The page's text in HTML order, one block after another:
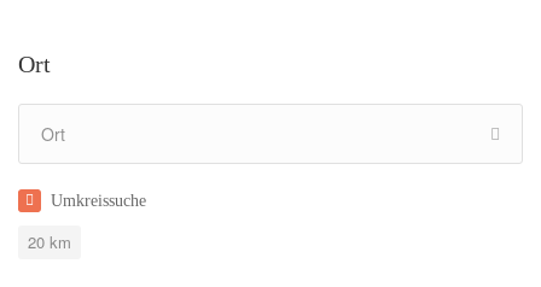
Ort
Umkreissuche
20 km